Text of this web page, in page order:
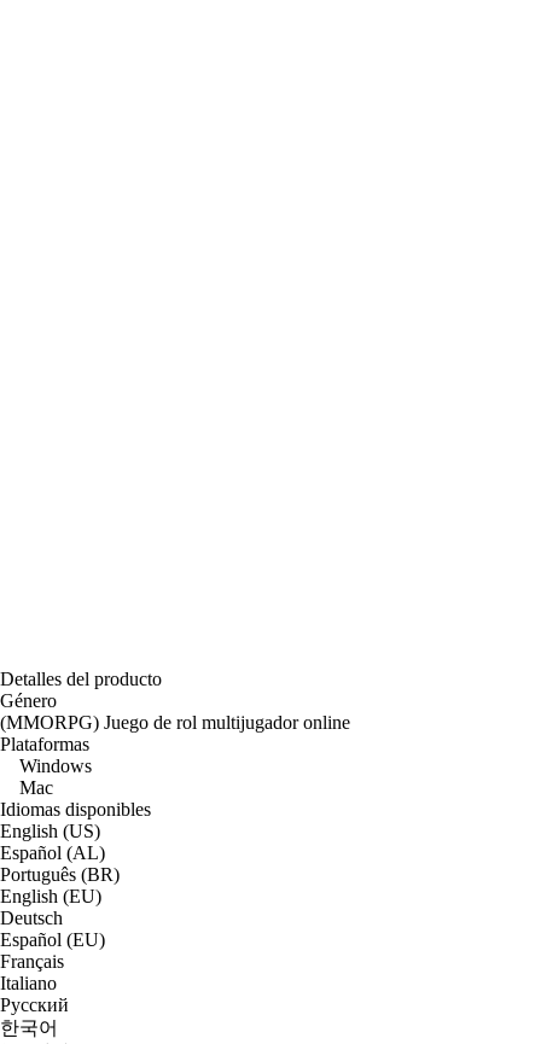
Detalles del producto
Género
(MMORPG) Juego de rol multijugador online
Plataformas
Windows
Mac
Idiomas disponibles
English (US)
Español (AL)
Português (BR)
English (EU)
Deutsch
Español (EU)
Français
Italiano
Русский
한국어